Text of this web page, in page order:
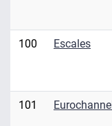
100 Escales
101 Eurochannel